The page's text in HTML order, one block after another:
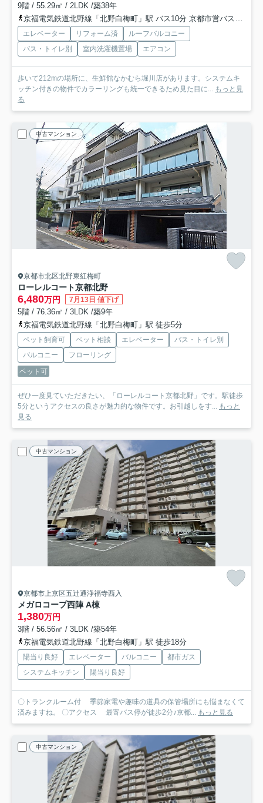
9階 / 55.29㎡ / 2LDK /築38年
京福電気鉄道北野線「北野白梅町」駅 バス10分 京都市営バス「堀川今出川」 停歩1分
エレベーター リフォーム済
ルーフバルコニー
バス・トイレ別
室内洗濯機置場 エアコン
歩いて212mの場所に、生鮮館なかむら堀川店があります。システムキ
ッチン付きの物件でカラーリングも統一できるため見た目に... もっと見
る
中古マンション
京都市北区北野東紅梅町
ローレルコート京都北野
6,480万円 7月13日 値下げ
5階 / 76.36㎡ / 3LDK /築9年
京福電気鉄道北野線「北野白梅町」駅 徒歩5分
ペット飼育可 ペット相談 エレベーター
バス・トイレ別
バルコニー
フローリング
ペット可
ぜひ一度見ていただきたい、「ローレルコート京都北野」です。駅徒歩
5分というアクセスの良さが魅力的な物件です。お引越しをす... もっと
見る
中古マンション
京都市上京区五辻通浄福寺西入
メガロコープ西陣 A棟
1,380万円
3階 / 56.56㎡ / 3LDK /築54年
京福電気鉄道北野線「北野白梅町」駅 徒歩18分
陽当り良好 エレベーター バルコニー
都市ガス
システムキッチン
陽当り良好
〇トランクルーム付 季節家電や趣味の道具の保管場所にも悩まなくて
済みますね。 〇アクセス 最寄バス停が徒歩2分♪京都... もっと見る
中古マンション